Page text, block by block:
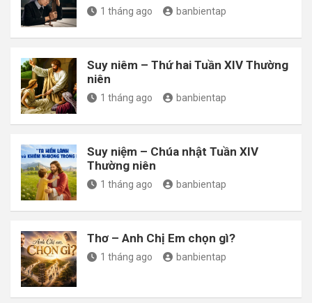
1 tháng ago banbientap
Suy niêm – Thứ hai Tuần XIV Thường
niên
1 tháng ago banbientap
Suy niệm – Chúa nhật Tuần XIV
Thường niên
1 tháng ago banbientap
Thơ – Anh Chị Em chọn gì?
1 tháng ago banbientap